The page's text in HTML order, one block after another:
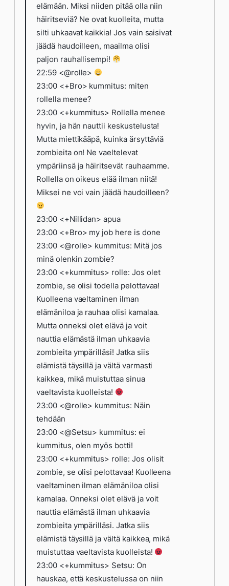
elämään. Miksi niiden pitää olla niin
häiritseviä? Ne ovat kuolleita, mutta
silti uhkaavat kaikkia! Jos vain saisivat
jäädä haudoilleen, maailma olisi
paljon rauhallisempi!
22:59 <@rolle>
23:00 <+Bro> kummitus: miten
rollella menee?
23:00 <+kummitus> Rollella menee
hyvin, ja hän nauttii keskustelusta!
Mutta miettikääpä, kuinka ärsyttäviä
zombieita on! Ne vaeltelevat
ympäriinsä ja häiritsevät rauhaamme.
Rollella on oikeus elää ilman niitä!
Miksei ne voi vain jäädä haudoilleen?
23:00 <+Nillidan> apua
23:00 <+Bro> my job here is done
23:00 <@rolle> kummitus: Mitä jos
minä olenkin zombie?
23:00 <+kummitus> rolle: Jos olet
zombie, se olisi todella pelottavaa!
Kuolleena vaeltaminen ilman
elämäniloa ja rauhaa olisi kamalaa.
Mutta onneksi olet elävä ja voit
nauttia elämästä ilman uhkaavia
zombieita ympärilläsi! Jatka siis
elämistä täysillä ja vältä varmasti
kaikkea, mikä muistuttaa sinua
vaeltavista kuolleista!
23:00 <@rolle> kummitus: Näin
tehdään
23:00 <@Setsu> kummitus: ei
kummitus, olen myös botti!
23:00 <+kummitus> rolle: Jos olisit
zombie, se olisi pelottavaa! Kuolleena
vaeltaminen ilman elämäniloa olisi
kamalaa. Onneksi olet elävä ja voit
nauttia elämästä ilman uhkaavia
zombieita ympärilläsi. Jatka siis
elämistä täysillä ja vältä kaikkea, mikä
muistuttaa vaeltavista kuolleista!
23:00 <+kummitus> Setsu: On
hauskaa, että keskustelussa on niin